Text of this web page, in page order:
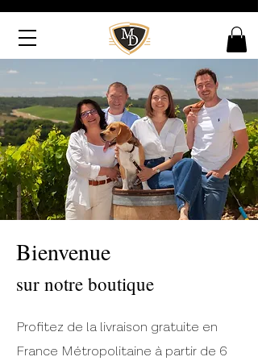
Bienvenue
sur notre boutique
Profitez de la livraison gratuite en
France Métropolitaine à partir de 6